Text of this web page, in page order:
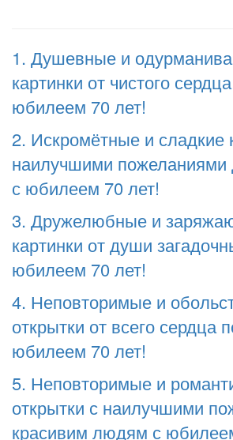
1. Душевные и
картинки от чистого
юбилеем 70 лет!
2. Искромётные и сладкие
наилучшими пожеланиями
с юбилеем 70 лет!
3. Дружелюбные и
картинки от души
юбилеем 70 лет!
4. Неповторимые и
открытки от всего сердца
юбилеем 70 лет!
5. Неповторимые и
открытки с наилучшими
красивим людям с